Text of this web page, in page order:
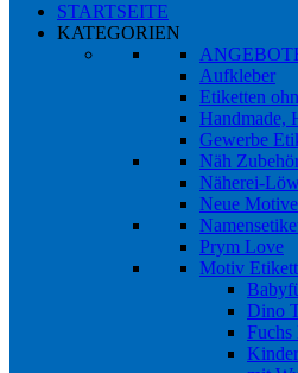
STARTSEITE
KATEGORIEN
Aufkleber
Etiketten
Handmade,
Gewerbe
Näh
Näherei-
Neue Motive
Prym Love
Motiv
Dino
Fuchs